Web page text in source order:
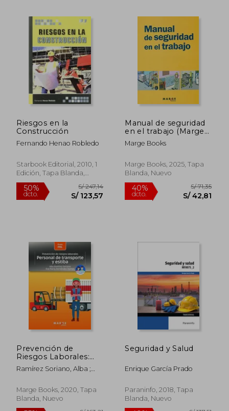
55%
dcto. S/ 73,45
55%
dcto.
Riesgos en la
Construcción
Fernando Henao Robledo
Starbook Editorial, 2010, 1
Edición, Tapa Blanda,
Nuevo
S/ 247,14
S/ 123,57
Manual de seguridad
en el trabajo (Marge
Books)
Marge Books
Marge Books, 2025, Tapa
Blanda, Nuevo
40%
dcto.
Prevención de
Riesgos Laborales:
Personal de
Transporte y Estiba
Ramírez Soriano, Alba ;
María
Marge Books, 2020, Tapa
Blanda, Nuevo
Seguridad y Salud
Enrique García Prado
Paraninfo, 2018, Tapa
Blanda, Nuevo